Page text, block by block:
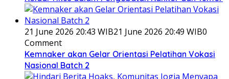
21 June 2026 20:43 WIB21 June 2026 20:49 WIB0
Comment
Kemnaker akan Gelar Orientasi Pelatihan Vokasi
Nasional Batch 2